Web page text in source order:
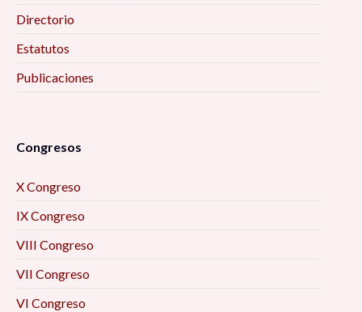
Directorio
Estatutos
Publicaciones
Congresos
X Congreso
IX Congreso
VIII Congreso
VII Congreso
VI Congreso